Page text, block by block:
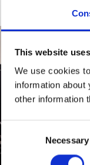
This website
We use cookies
information
other information
Consent
Selection
Necessary